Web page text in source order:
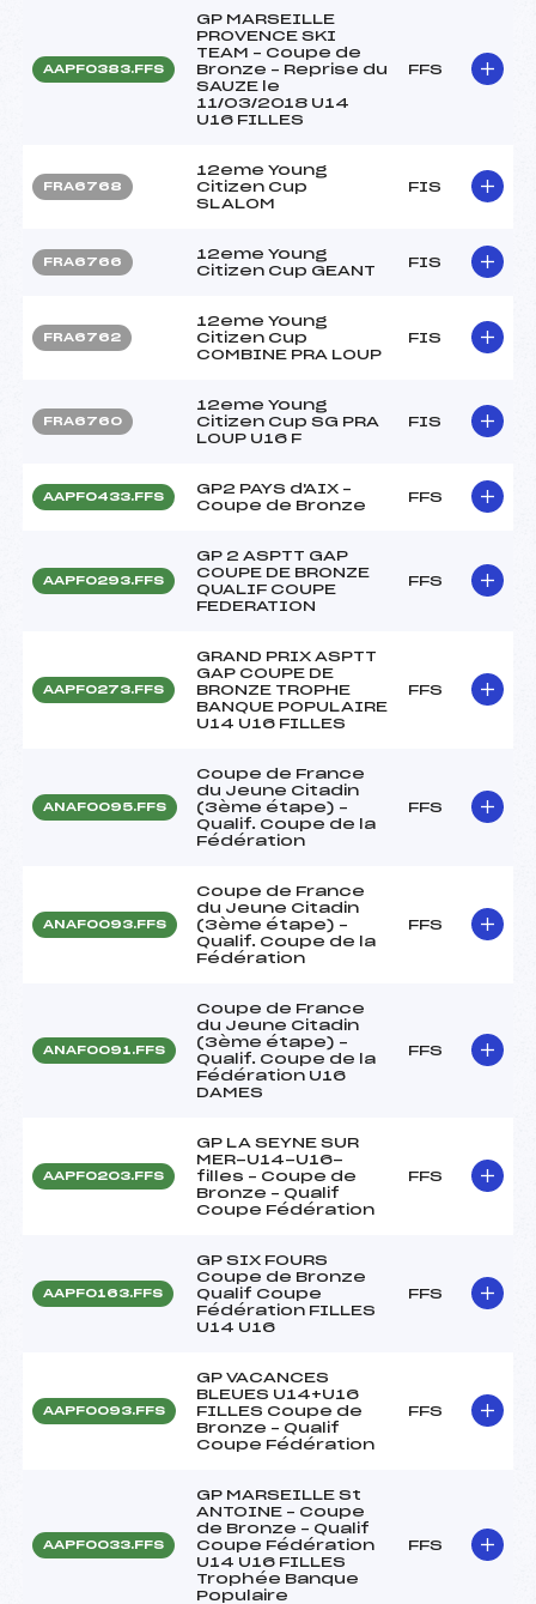
AAPF0383.FFS
GP MARSEILLE
PROVENCE SKI
TEAM – Coupe de
Bronze – Reprise du
SAUZE le
11/03/2018 U14
U16 FILLES
FFS
FRA6768
12eme Young
Citizen Cup
SLALOM
FIS
FRA6766
12eme Young
Citizen Cup GEANT
FIS
FRA6762
12eme Young
Citizen Cup
COMBINE PRA LOUP
FIS
FRA6760
12eme Young
Citizen Cup SG PRA
LOUP U16 F
FIS
AAPF0433.FFS
GP2 PAYS d'AIX –
Coupe de Bronze
FFS
AAPF0293.FFS
GP 2 ASPTT GAP
COUPE DE BRONZE
QUALIF COUPE
FEDERATION
FFS
AAPF0273.FFS
GRAND PRIX ASPTT
GAP COUPE DE
BRONZE TROPHE
BANQUE POPULAIRE
U14 U16 FILLES
FFS
ANAF0095.FFS
Coupe de France
du Jeune Citadin
(3ème étape) –
Qualif. Coupe de la
Fédération
FFS
ANAF0093.FFS
Coupe de France
du Jeune Citadin
(3ème étape) –
Qualif. Coupe de la
Fédération
FFS
ANAF0091.FFS
Coupe de France
du Jeune Citadin
(3ème étape) –
Qualif. Coupe de la
Fédération U16
DAMES
FFS
AAPF0203.FFS
GP LA SEYNE SUR
MER-U14-U16-
filles – Coupe de
Bronze – Qualif
Coupe Fédération
FFS
AAPF0163.FFS
GP SIX FOURS
Coupe de Bronze
Qualif Coupe
Fédération FILLES
U14 U16
FFS
AAPF0093.FFS
GP VACANCES
BLEUES U14+U16
FILLES Coupe de
Bronze – Qualif
Coupe Fédération
FFS
AAPF0033.FFS
GP MARSEILLE St
ANTOINE – Coupe
de Bronze – Qualif
Coupe Fédération
U14 U16 FILLES
Trophée Banque
Populaire
FFS